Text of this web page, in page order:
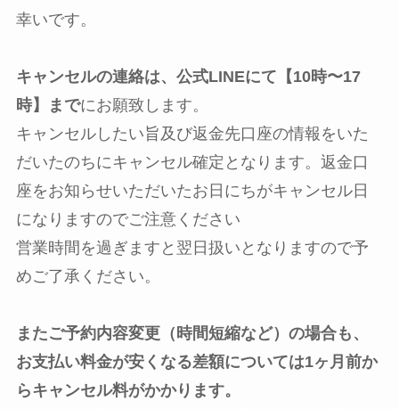
幸いです。
キャンセルの連絡は、公式LINEにて【10時〜17
時】までにお願致します。
キャンセルしたい旨及び返金先口座の情報をいた
だいたのちにキャンセル確定となります。返金口
座をお知らせいただいたお日にちがキャンセル日
になりますのでご注意ください
営業時間を過ぎますと翌日扱いとなりますので予
めご了承ください。
またご予約内容変更（時間短縮など）の場合も、
お支払い料金が安くなる差額については1ヶ月前か
らキャンセル料がかかります。